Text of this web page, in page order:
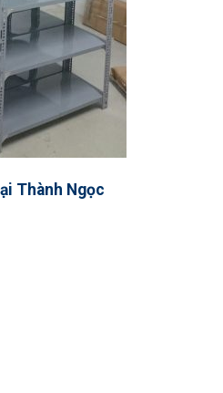
Thành Ngọc